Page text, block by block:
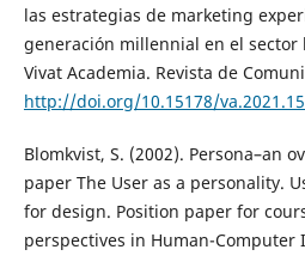
las estrategias de marketing
generación millennial en el sector
Vivat Academia. Revista de
http://doi.org/10.15178/
Blomkvist, S. (2002). Persona–an
paper The User as a personality.
for design. Position paper for
perspectives in Human-Computer